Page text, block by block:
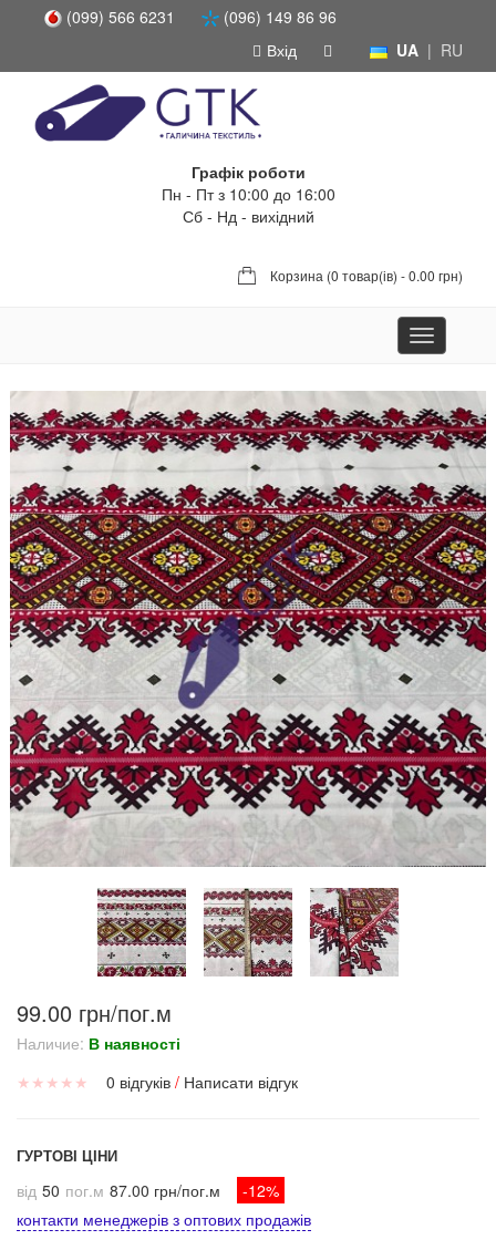
(099) 566 6231
(096) 149 86 96
UA | RU
Вхід
Графік роботи
Пн - Пт з 10:00 до 16:00
Сб - Нд - вихідний
Корзина (0 товар(ів) - 0.00 грн)
Toggle
navigation
99.00 грн/пог.м
Наличие: В наявності
★ ★ ★ ★ ★ 0 відгуків / Написати відгук
ГУРТОВІ ЦІНИ
від 50 пог.м 87.00 грн/пог.м
-12%
контакти менеджерів з оптових продажів